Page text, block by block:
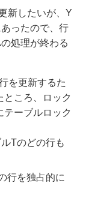
新したいが、Y
ったので、行
処理が終わる
を更新するた
ころ、ロック
ーブルロック
Tのどの行も
行を独占的に